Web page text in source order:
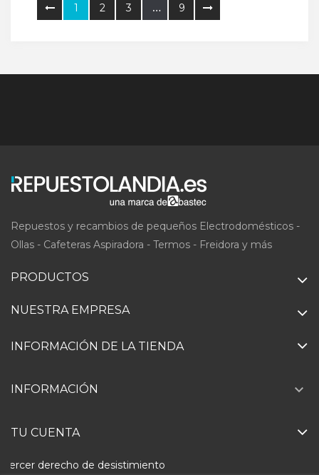
1 2 3 … 9
Repuestos y recambios de pequeños Electrodomésticos -
Ollas - Cafeteras Aspiradora - Termos - Freidora y más
PRODUCTOS
NUESTRA EMPRESA
INFORMACIÓN DE LA TIENDA
INFORMACIÓN 
TU CUENTA
Ejercer derecho de desistimiento